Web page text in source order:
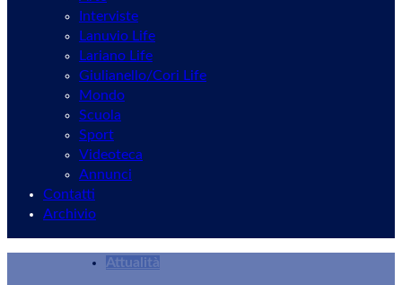
Interviste
Lanuvio Life
Lariano Life
Giulianello/Cori Life
Mondo
Scuola
Sport
Videoteca
Annunci
Contatti
Archivio
Attualità